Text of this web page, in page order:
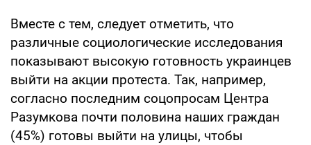
Вместе с тем, следует отметить, что
различные социологические исследования
показывают высокую готовность украинцев
выйти на акции протеста. Так, например,
согласно последним соцопросам Центра
Разумкова почти половина наших граждан
(45%) готовы выйти на улицы, чтобы